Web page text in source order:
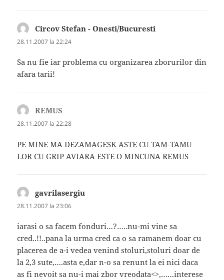
Circov Stefan - Onesti/Bucuresti
28.11.2007 la 22:24
Sa nu fie iar problema cu organizarea zborurilor din
afara tarii!
REMUS
28.11.2007 la 22:28
PE MINE MA DEZAMAGESK ASTE CU TAM-TAMU
LOR CU GRIP AVIARA ESTE O MINCUNA REMUS
gavrilasergiu
28.11.2007 la 23:06
iarasi o sa facem fonduri…?…..nu-mi vine sa
cred..!!..pana la urma cred ca o sa ramanem doar cu
placerea de a-i vedea venind stoluri,stoluri doar de
la 2,3 sute,….asta e,dar n-o sa renunt la ei nici daca
as fi nevoit sa nu-i mai zbor vreodata<>,……interese